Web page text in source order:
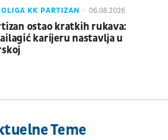
KK PARTIZAN 06.08.2026
ostao kratkih rukava:
karijeru nastavlja u
Teme